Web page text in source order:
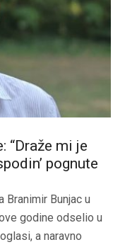
“Draže mi je
pognute
Bunjac u
godine odselio u
a naravno